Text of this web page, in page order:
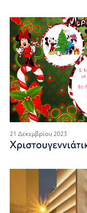
21 Δεκεμβρίου 2023